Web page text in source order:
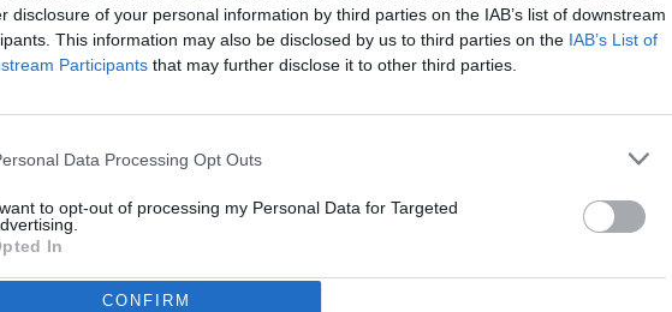
disclosure of your personal information by third parties on the IAB’s list of downstream
This information may also be disclosed by us to third parties on the IAB’s List of
Participants that may further disclose it to other third parties.
Data Processing Opt Outs
to opt-out of processing my Personal Data for Targeted
In
CONFIRM